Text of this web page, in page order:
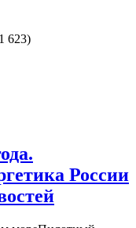
623)
России